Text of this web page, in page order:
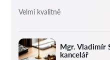
Mgr. Vladimír
kancelář
Velmi kvalitně